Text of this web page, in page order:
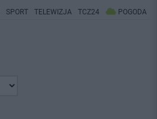
SPORT TELEWIZJA TCZ24 POGODA